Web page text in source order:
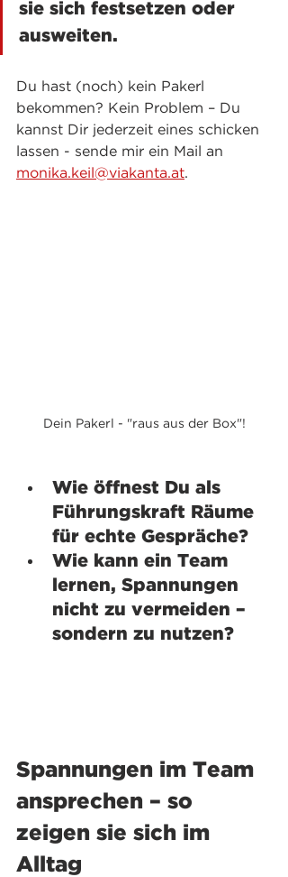
sie sich festsetzen oder
ausweiten.
Du hast (noch) kein Pakerl
bekommen? Kein Problem – Du
kannst Dir jederzeit eines schicken
lassen - sende mir ein Mail an
monika.keil@viakanta.at.
Dein Pakerl - "raus aus der Box"!
Wie öffnest Du als
Führungskraft Räume
für echte Gespräche?
Wie kann ein Team
lernen, Spannungen
nicht zu vermeiden –
sondern zu nutzen?
Spannungen im Team
ansprechen – so
zeigen sie sich im
Alltag